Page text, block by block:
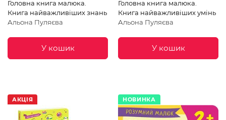
Головна книга малюка.
Книга найважливіших знань
Альона Пуляєва
У кошик
Головна книга малюка.
Книга найважливіших умінь
Альона Пуляєва
У кошик
АКЦІЯ НОВИНКА